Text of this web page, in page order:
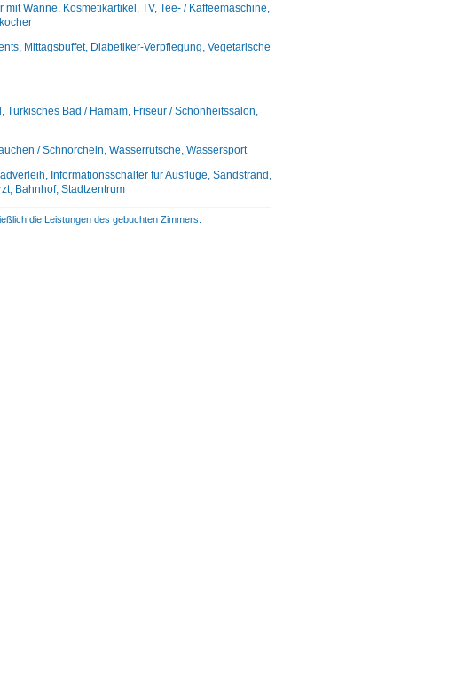
Wanne, Kosmetikartikel, TV, Tee- / Kaffeemaschine,
Mittagsbuffet, Diabetiker-Verpflegung, Vegetarische
Bad / Hamam, Friseur / Schönheitssalon,
/ Schnorcheln, Wasserrutsche, Wassersport
Informationsschalter für Ausflüge, Sandstrand,
Bahnhof, Stadtzentrum
die Leistungen des gebuchten Zimmers.